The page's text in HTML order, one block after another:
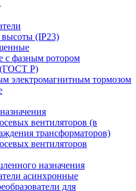
(IP23)
с фазным ротором
Р)
электромагнитным тормозом
вентиляторов (в
трансформаторов)
вентиляторов
назначения
асинхронные
для